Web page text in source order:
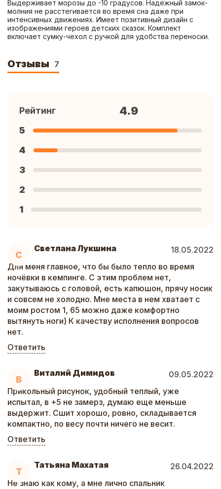
Выдерживает морозы до -10 градусов. Надежный замок-
молния не расстегивается во время сна даже при
интенсивных движениях. Имеет позитивный дизайн с
изображениями героев детских сказок. Комплект
включает сумку-чехол с ручкой для удобства переноски.
Отзывы 7
С
Светлана Лукшина
18.05.2022
Для меня главное, что бы было тепло во время
ночёвки в кемпинге. С этим проблем нет,
закутываюсь с головой, есть капюшон, прячу носик
и совсем не холодно. Мне места в нем хватает с
моим ростом 1, 65 можно даже комфортно
вытянуть ноги) К качеству исполнения вопросов
нет.
Ответить
В
Виталий Димидов
09.05.2022
Прикольный рисунок, удобный теплый, уже
испытал, в +5 не замерз, думаю еще меньше
выдержит. Сшит хорошо, ровно, складывается
компактно, по весу почти ничего не весит.
Ответить
Т
Татьяна Махатая
26.04.2022
Не знаю как кому, а мне лично спальник
Рейтинг 4.9
5
4
3
2
1